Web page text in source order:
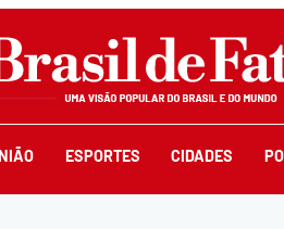
ESPORTES CIDADES